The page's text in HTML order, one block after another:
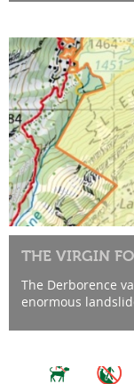
THE VIRGIN
The Derborence
enormous
Diablerets,...